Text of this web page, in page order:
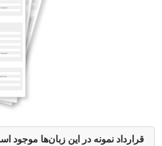
قرارداد نمونه در این زبان‌ها موجود